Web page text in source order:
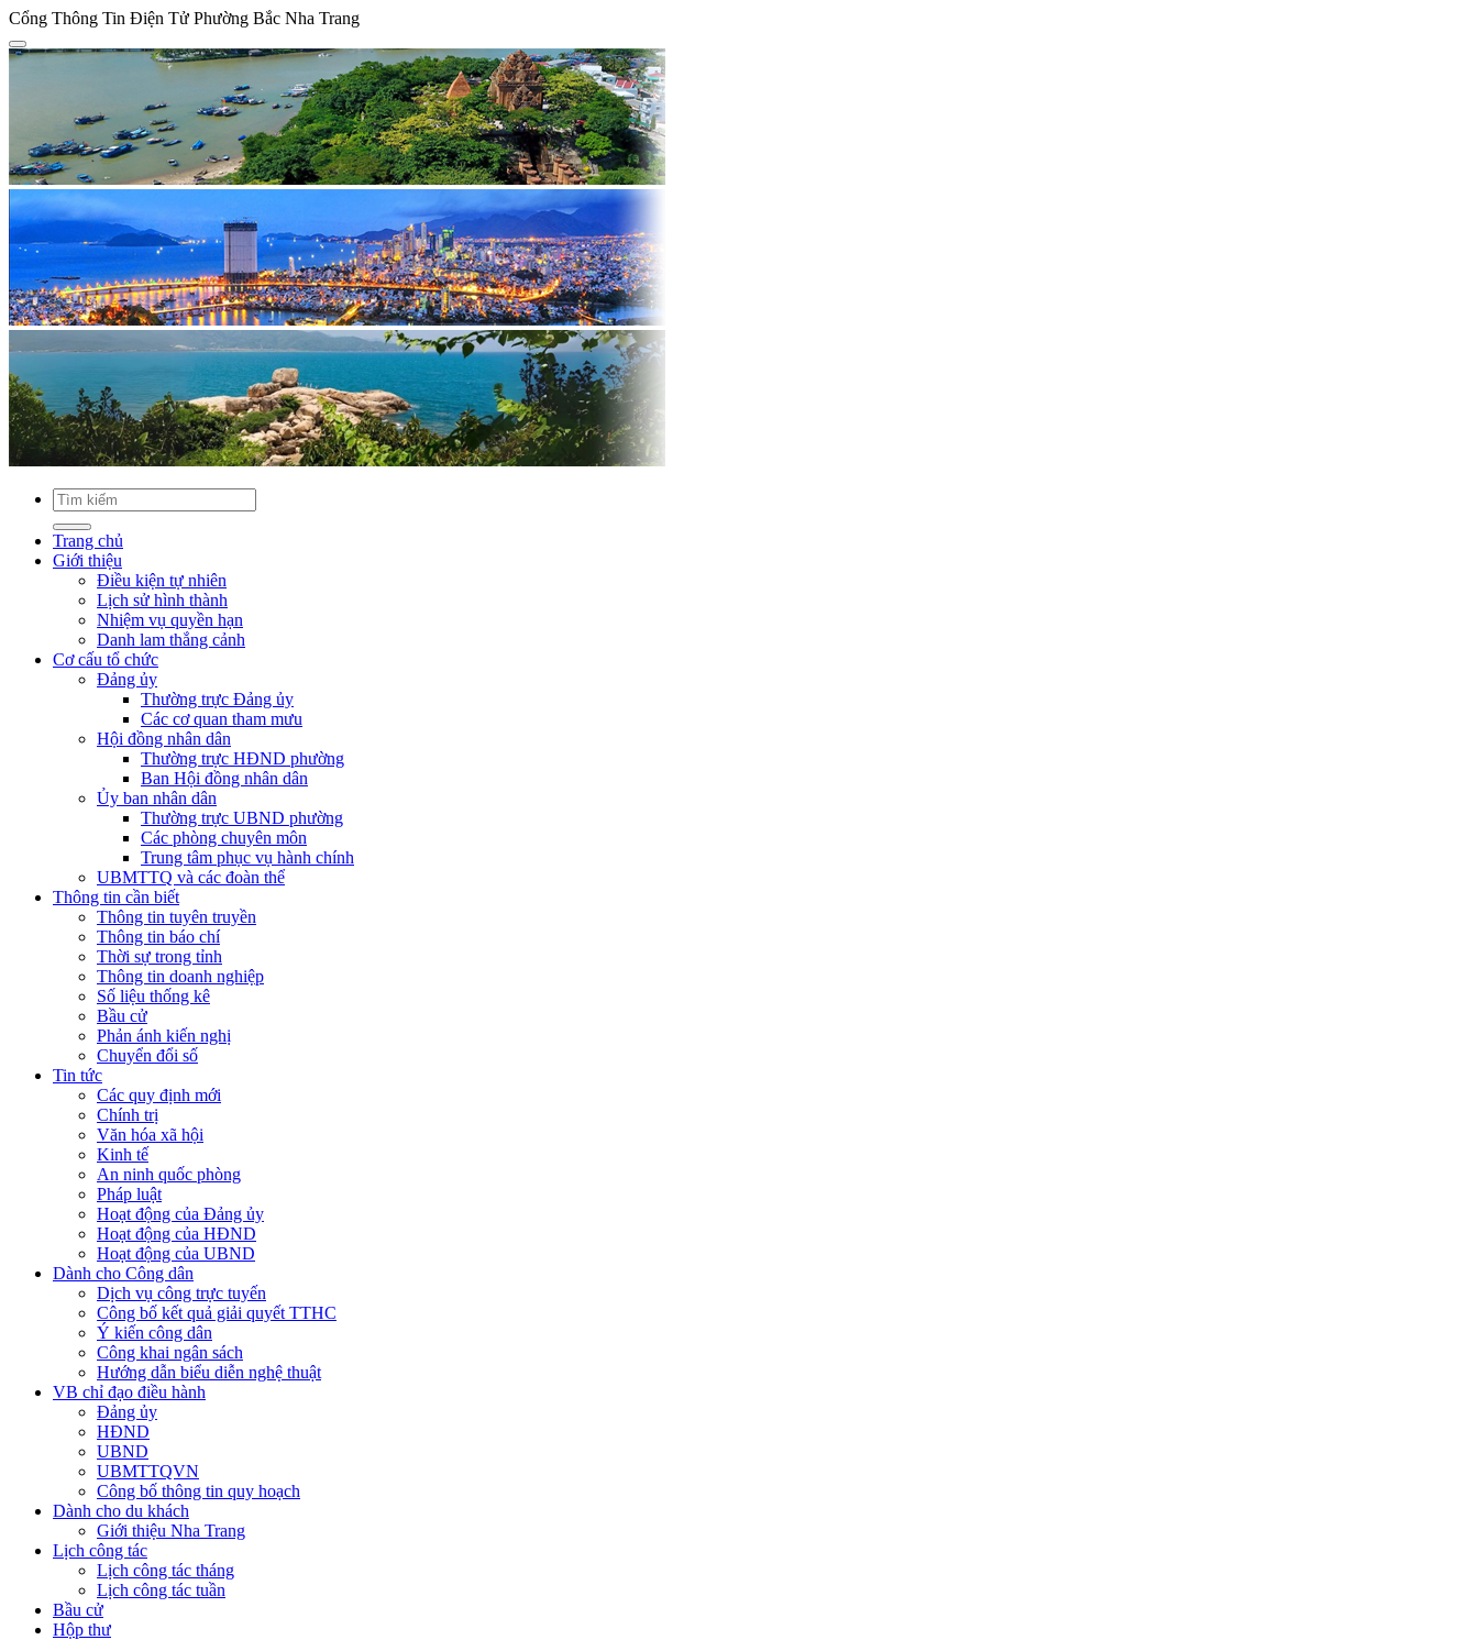
Cổng Thông Tin Điện Tử Phường Bắc Nha Trang
Trang chủ
Giới thiệu
Điều kiện tự nhiên
Lịch sử hình thành
Nhiệm vụ quyền hạn
Danh lam thắng cảnh
Cơ cấu tổ chức
Đảng ủy
Thường trực Đảng ủy
Các cơ quan tham mưu
Hội đồng nhân dân
Thường trực HĐND phường
Ban Hội đồng nhân dân
Ủy ban nhân dân
Thường trực UBND phường
Các phòng chuyên môn
Trung tâm phục vụ hành chính
UBMTTQ và các đoàn thể
Thông tin cần biết
Thông tin tuyên truyền
Thông tin báo chí
Thời sự trong tỉnh
Thông tin doanh nghiệp
Số liệu thống kê
Bầu cử
Phản ánh kiến nghị
Chuyển đổi số
Tin tức
Các quy định mới
Chính trị
Văn hóa xã hội
Kinh tế
An ninh quốc phòng
Pháp luật
Hoạt động của Đảng ủy
Hoạt động của HĐND
Hoạt động của UBND
Dành cho Công dân
Dịch vụ công trực tuyến
Công bố kết quả giải quyết TTHC
Ý kiến công dân
Công khai ngân sách
Hướng dẫn biểu diễn nghệ thuật
VB chỉ đạo điều hành
Đảng ủy
HĐND
UBND
UBMTTQVN
Công bố thông tin quy hoạch
Dành cho du khách
Giới thiệu Nha Trang
Lịch công tác
Lịch công tác tháng
Lịch công tác tuần
Bầu cử
Hộp thư